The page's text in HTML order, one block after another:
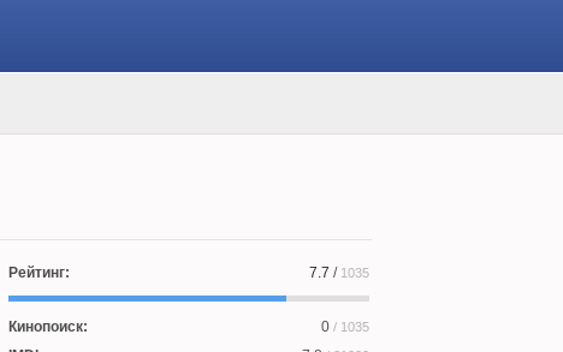
Рейтинг: 7.7 / 1035
Кинопоиск: 0 / 1035